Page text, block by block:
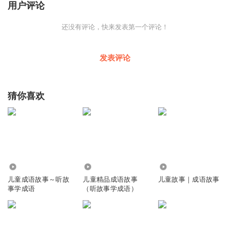
用户评论
还没有评论，快来发表第一个评论！
发表评论
猜你喜欢
儿童成语故事～听故
事学成语
儿童精品成语故事
（听故事学成语）
儿童故事｜成语故事